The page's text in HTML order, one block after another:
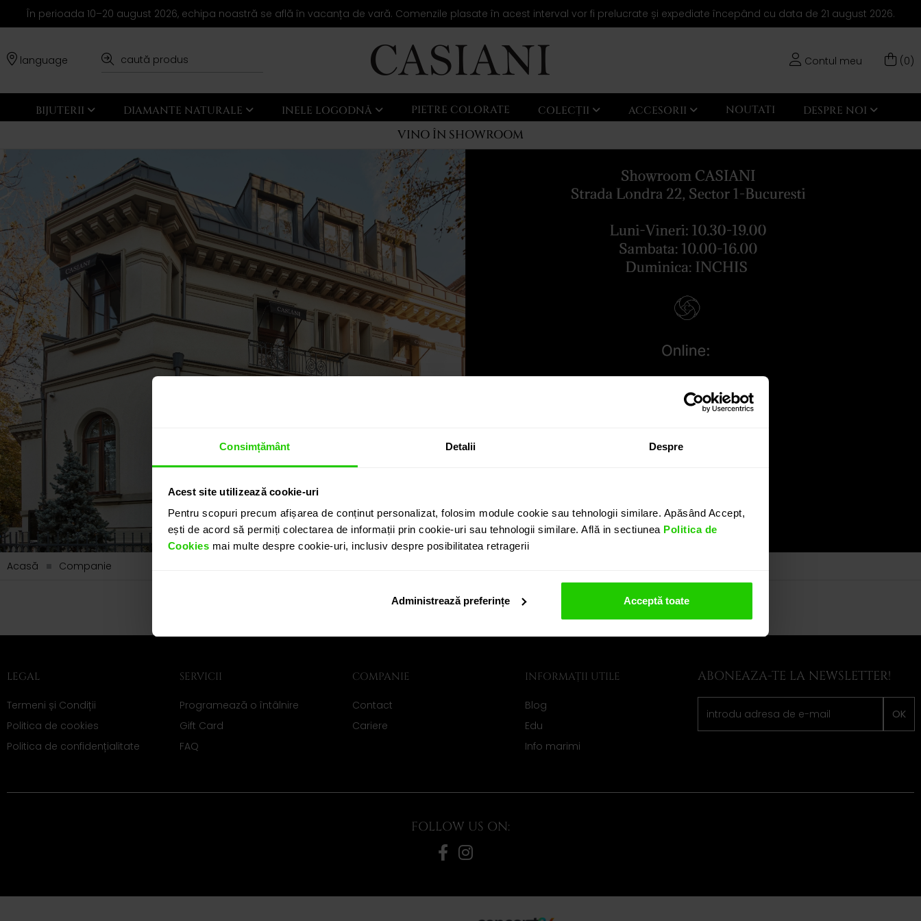
Consimțământ Detalii Despre
Acest site utilizează cookie-uri
Pentru scopuri precum afișarea de conținut personalizat, folosim module cookie sau tehnologii similare. Apăsând Accept,
ești de acord să permiți colectarea de informații prin cookie-uri sau tehnologii similare. Află in sectiunea Politica de
Cookies mai multe despre cookie-uri, inclusiv despre posibilitatea retragerii
Administrează preferințe Acceptă toate
În perioada 10–20 august 2026, echipa noastră se află în vacanța de vară. Comenzile plasate în acest interval vor fi prelucrate și expediate începând cu data de 21 august 2026.
language Contul meu (0)
BIJUTERII DIAMANTE NATURALE INELE LOGODNĂ PIETRE COLORATE COLECȚII ACCESORII NOUTATI DESPRE NOI
VINO ÎN SHOWROOM
Acasă Companie
LEGAL
Termeni și Condiții
Politica de cookies
Politica de confidențialitate
SERVICII
Programează o întâlnire
Gift Card
FAQ
COMPANIE
Contact
Cariere
INFORMAȚII UTILE
Blog
Edu
Info marimi
ABONEAZA-TE LA NEWSLETTER!
OK
FOLLOW US ON: